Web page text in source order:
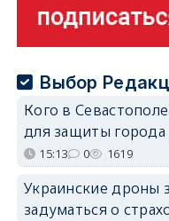
Выбор
Кого в
для защиты
15:13 0 1619
Украинские дроны
задуматься о